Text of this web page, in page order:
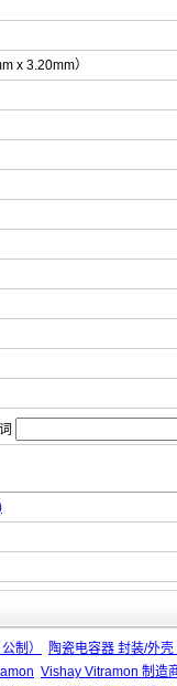
x 3.20mm）
制） 陶瓷电容器 封装/外
Vishay Vitramon 制造